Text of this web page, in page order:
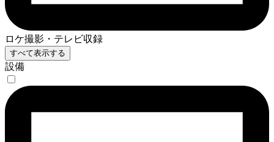
ロケ撮影・テレビ収録
すべて表示する
設備